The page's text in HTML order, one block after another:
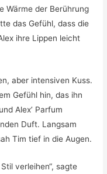
Wärme der Berührung
das Gefühl, dass die
ihre Lippen leicht
aber intensiven Kuss.
Gefühl hin, das ihn
Alex’ Parfum
Duft. Langsam
Tim tief in die Augen.
verleihen“, sagte